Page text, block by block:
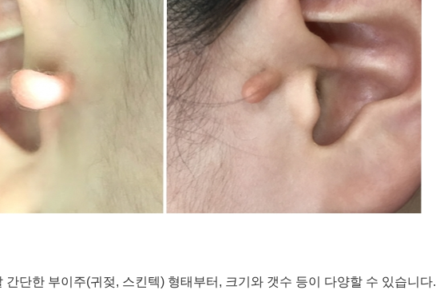
간단한 부이주(귀젖, 스킨텍) 형태부터, 크기와 갯수 등이 다양할 수 있습니다.